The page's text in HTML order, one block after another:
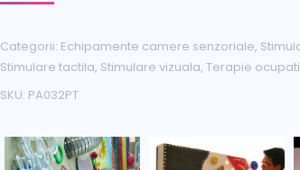
Categorii: Echipamente camere senzoriale,
Stimulare tactila, Stimulare vizuala,Terapie
SKU: PA032PT